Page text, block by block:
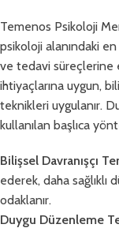
Temenos Psikoloji
psikoloji alanındaki
ve tedavi süreçlerine
ihtiyaçlarına uygun,
teknikleri uygulanır.
kullanılan başlıca
Bilişsel Davranışçı
ederek, daha sağlıklı
odaklanır.
Duygu Düzenleme